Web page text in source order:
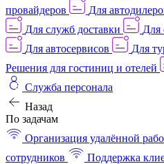
провайдеров
Для
Для служб доставки
Для
Для автосервисов
Для
Решения для гостиниц и отелей
Служба персонала
Назад
По задачам
Организация удалённой
сотрудников
Поддержка